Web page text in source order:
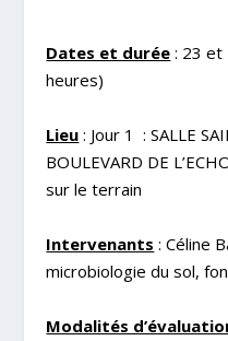
Dates et durée : 23 et
heures)
Lieu : Jour 1 : SALLE
BOULEVARD DE
sur le terrain
Intervenants : Céline
microbiologie du sol,
Modalités